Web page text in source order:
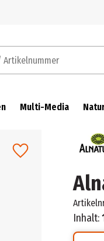
Multi-Media
Inhalt: